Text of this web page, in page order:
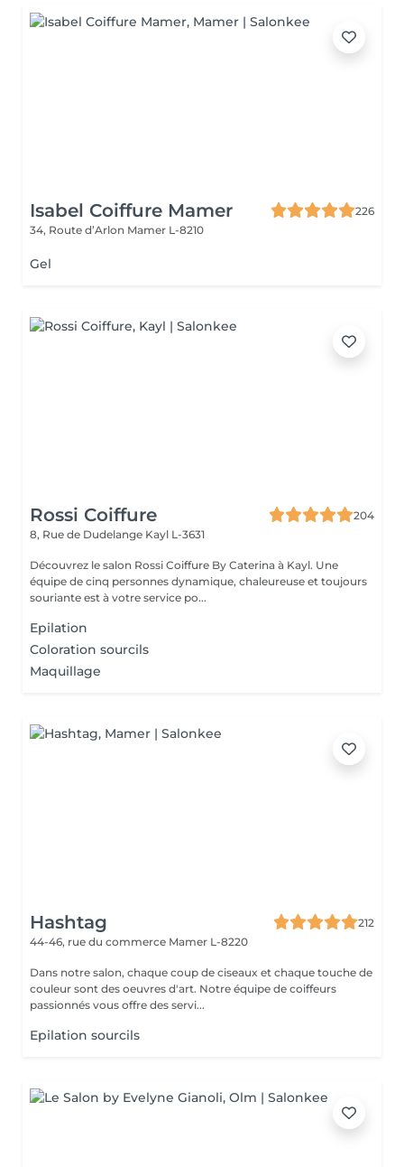
Isabel Coiffure Mamer
226
34, Route d’Arlon Mamer L-8210
Gel
Rossi Coiffure
204
8, Rue de Dudelange Kayl L-3631
Découvrez le salon Rossi Coiffure By Caterina à Kayl. Une
équipe de cinq personnes dynamique, chaleureuse et toujours
souriante est à votre service po...
Epilation
Coloration sourcils
Maquillage
Hashtag
212
44-46, rue du commerce Mamer L-8220
Dans notre salon, chaque coup de ciseaux et chaque touche de
couleur sont des oeuvres d'art. Notre équipe de coiffeurs
passionnés vous offre des servi...
Epilation sourcils